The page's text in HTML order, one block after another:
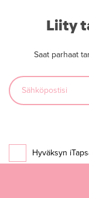
Liity
Saat parhaat
Hyväksyn